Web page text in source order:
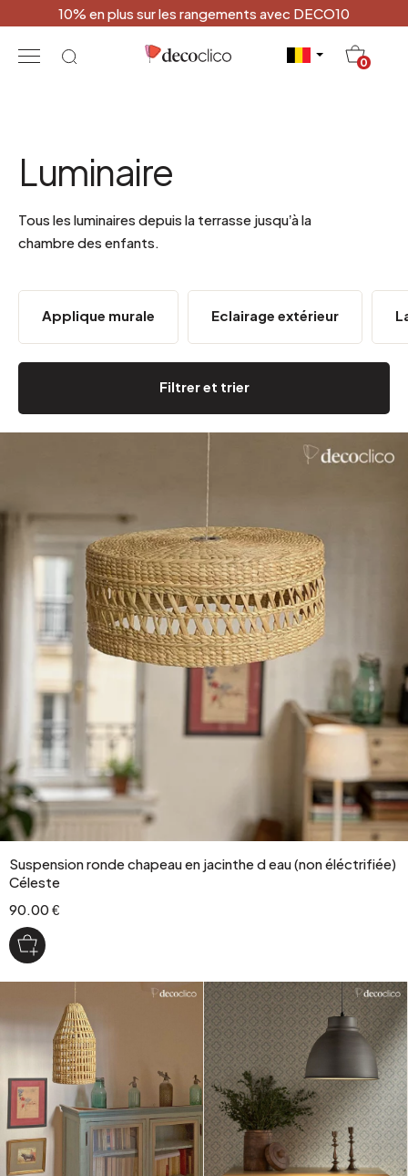
10% en plus sur les rangements avec DECO10
0
Luminaire
Tous les luminaires depuis la terrasse jusqu’à la
chambre des enfants.
Filtrer et trier
Applique murale Eclairage extérieur
Suspension ronde chapeau en jacinthe d eau (non éléctrifiée)
Céleste
90.00 €